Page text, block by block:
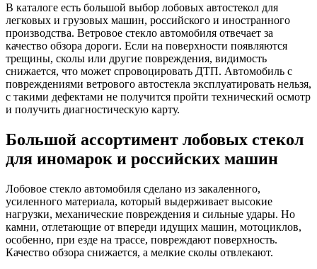
В каталоге есть большой выбор лобовых автостекол для
легковых и грузовых машин, российского и иностранного
производства. Ветровое стекло автомобиля отвечает за
качество обзора дороги. Если на поверхности появляются
трещины, сколы или другие повреждения, видимость
снижается, что может спровоцировать ДТП. Автомобиль с
повреждениями ветрового автостекла эксплуатировать нельзя,
с такими дефектами не получится пройти технический осмотр
и получить диагностическую карту.
Большой ассортимент лобовых стекол
для иномарок и российских машин
Лобовое стекло автомобиля сделано из закаленного,
усиленного материала, который выдерживает высокие
нагрузки, механические повреждения и сильные удары. Но
камни, отлетающие от впереди идущих машин, мотоциклов,
особенно, при езде на трассе, повреждают поверхность.
Качество обзора снижается, а мелкие сколы отвлекают.